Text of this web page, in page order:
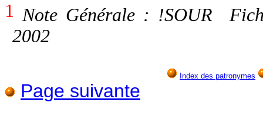
1 Note Générale : !SOUR
2002
Index des patronymes
Page suivante